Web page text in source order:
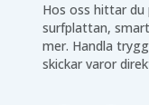
Hos oss hittar
surfplattan,
mer. Handla
skickar varor